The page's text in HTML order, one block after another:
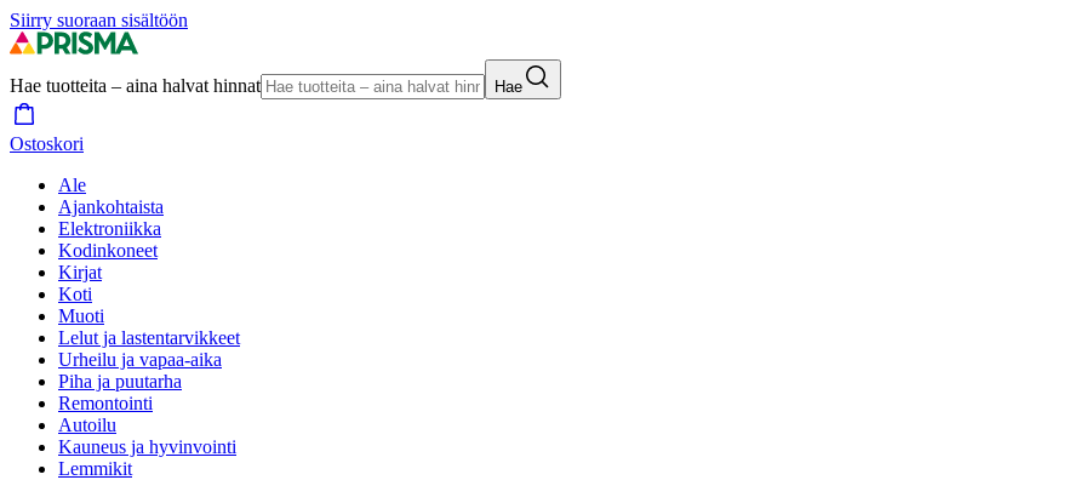
Siirry suoraan sisältöön
Hae tuotteita – aina halvat hinnat Hae
Ostoskori
Ale
Ajankohtaista
Elektroniikka
Kodinkoneet
Kirjat
Koti
Muoti
Lelut ja lastentarvikkeet
Urheilu ja vapaa-aika
Piha ja puutarha
Remontointi
Autoilu
Kauneus ja hyvinvointi
Lemmikit